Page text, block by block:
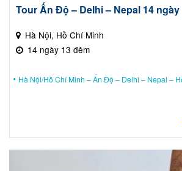
Tour Ấn Độ – Delhi – Nepal 14 ngày
Hà Nội, Hồ Chí Minh
14 ngày 13 đêm
Hà Nội/Hồ Chí Minh – Ấn Độ – Delhi – Nepal –